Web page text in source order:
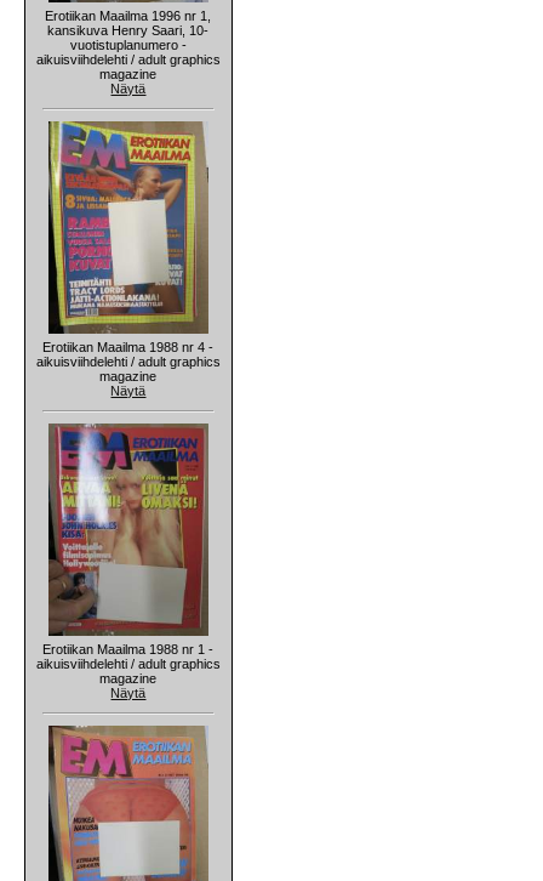
Erotiikan Maailma 1996 nr 1,
kansikuva Henry Saari, 10-
vuotistuplanumero -
aikuisviihdelehti / adult graphics
magazine
Näytä
Erotiikan Maailma 1988 nr 4 -
aikuisviihdelehti / adult graphics
magazine
Näytä
Erotiikan Maailma 1988 nr 1 -
aikuisviihdelehti / adult graphics
magazine
Näytä